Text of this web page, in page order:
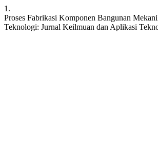
1.
Proses Fabrikasi Komponen Bangunan
Teknologi: Jurnal Keilmuan dan Aplikasi